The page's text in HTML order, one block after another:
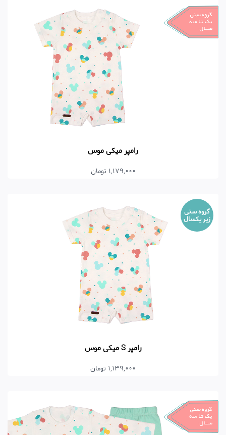
رامپر میکی موس
1,179,000 تومان
گروه سنی
زیر یکسال
رامپر S میکی موس
1,139,000 تومان